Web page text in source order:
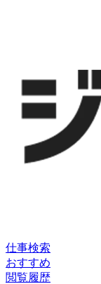
仕事検索
おすすめ
閲覧履歴